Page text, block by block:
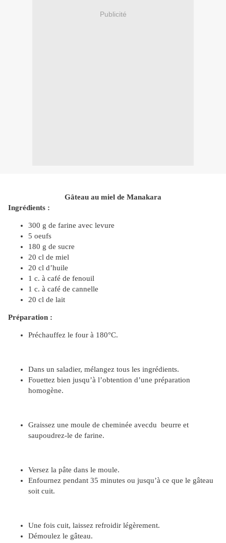
Publicité
Gâteau au miel de Manakara
Ingrédients :
300 g de farine avec levure
5 oeufs
180 g de sucre
20 cl de miel
20 cl d’huile
1 c. à café de fenouil
1 c. à café de cannelle
20 cl de lait
Préparation :
Préchauffez le four à 180°C.
Dans un saladier, mélangez tous les ingrédients.
Fouettez bien jusqu’à l’obtention d’une préparation
homogène.
Graissez une moule de cheminée avecdu beurre et
saupoudrez-le de farine.
Versez la pâte dans le moule.
Enfournez pendant 35 minutes ou jusqu’à ce que le gâteau
soit cuit.
Une fois cuit, laissez refroidir légèrement.
Démoulez le gâteau.